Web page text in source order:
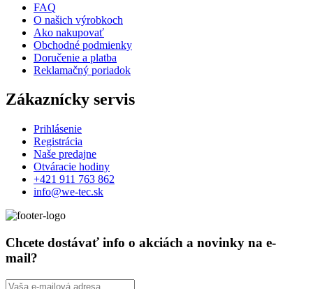
FAQ
O našich výrobkoch
Ako nakupovať
Obchodné podmienky
Doručenie a platba
Reklamačný poriadok
Zákaznícky servis
Prihlásenie
Registrácia
Naše predajne
Otváracie hodiny
+421 911 763 862
info@we-tec.sk
Chcete dostávať info o akciách a novinky na e-
mail?